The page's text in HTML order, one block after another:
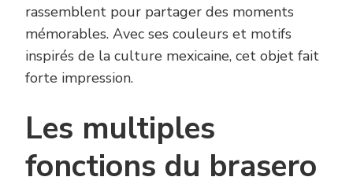
rassemblent pour partager des moments
mémorables. Avec ses couleurs et motifs
inspirés de la culture mexicaine, cet objet fait
forte impression.
Les multiples
fonctions du brasero